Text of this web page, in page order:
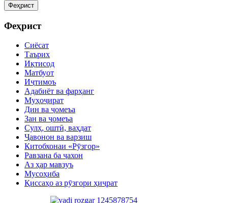
Феҳрист
Феҳрист
Сиёсат
Таърих
Иқтисод
Матбуот
Иҷтимоъ
Адабиёт ва фарҳанг
Муҳоҷират
Дин ва ҷомеъа
Зан ва ҷомеъа
Сулҳ, оштӣ, ваҳдат
Ҷавонон ва варзиш
Китобхонаи «Рӯзгор»
Равзана ба ҷахон
Аз ҳар мавзуъ
Мусоҳиба
Қиссаҳо аз рӯзгори ҳиҷрат